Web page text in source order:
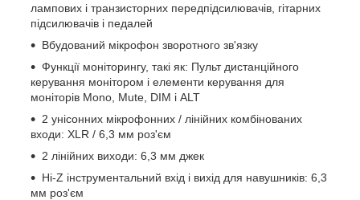
лампових і транзисторних передпідсилювачів, гітарних
підсилювачів і педалей
Вбудований мікрофон зворотного зв'язку
Функції моніторингу, такі як: Пульт дистанційного
керування монітором і елементи керування для
моніторів Mono, Mute, DIM і ALT
2 унісонних мікрофонних / лінійних комбінованих
входи: XLR / 6,3 мм роз'єм
2 лінійних виходи: 6,3 мм джек
Hi-Z інструментальний вхід і вихід для навушників: 6,3
мм роз'єм